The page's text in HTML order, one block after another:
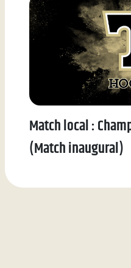
Match local :
(Match inaugural)